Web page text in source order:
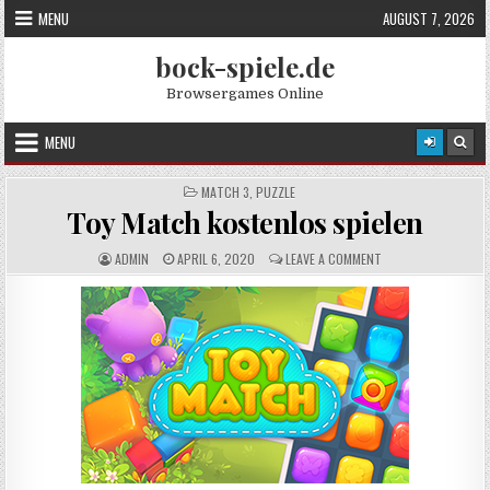
Skip
to
content
MENU AUGUST 7, 2026
bock-spiele.de
Browsergames Online
MENU
POSTED
IN
MATCH 3 PUZZLE
Toy Match kostenlos spielen
A
U
T
H
O
R
:
ADMIN P
U
B
L
I
S
H
E
D
D
A
T
E
:
APRIL 6, 2020 C
O
M
T
S
:
LEAVE A COMMENT